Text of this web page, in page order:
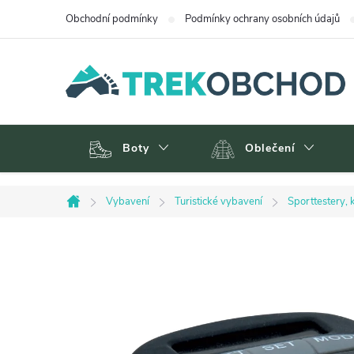
Obchodní podmínky Podmínky ochrany osobních údajů
Boty Oblečení
Domů
Vybavení Turistické vybavení Sporttestery,